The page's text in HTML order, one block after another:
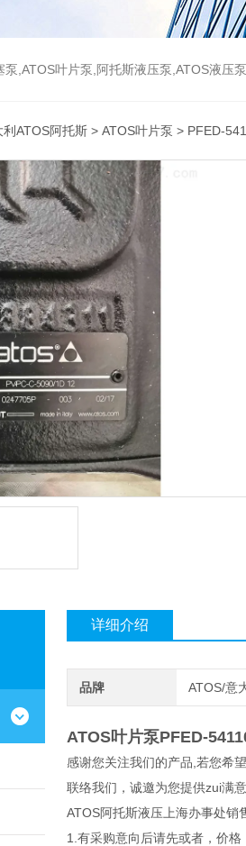
泵,ATOS叶片泵,阿托斯液压泵,ATOS液压
利ATOS阿托斯 > ATOS叶片泵 > PFED-
详细介绍
品牌 ATOS/意
ATOS叶片泵PFED-
感谢您关注我们的产品,若您希
联络我们，诚邀为您提供zui满
ATOS阿托斯液压上海办事处销
1.有采购意向后请先或者，价格